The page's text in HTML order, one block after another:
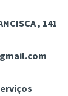
, 141